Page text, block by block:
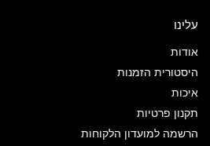
עלינו
אודות
היסטורית הזמנות
איכות
תקנון פרטיות
הרשמה למועדון הלקוחות